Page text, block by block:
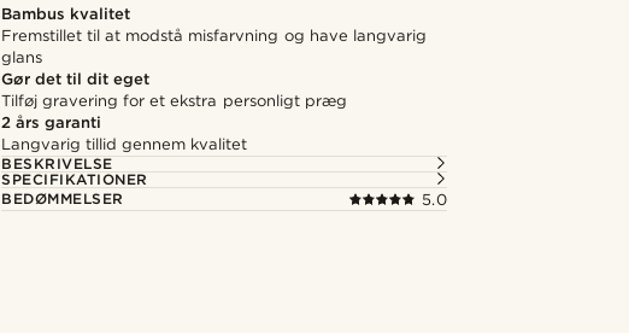
Bambus kvalitet
Fremstillet til at modstå misfarvning og have langvarig
glans
Gør det til dit eget
Tilføj gravering for et ekstra personligt præg
2 års garanti
Langvarig tillid gennem kvalitet
BESKRIVELSE
SPECIFIKATIONER
BEDØMMELSER
5.0